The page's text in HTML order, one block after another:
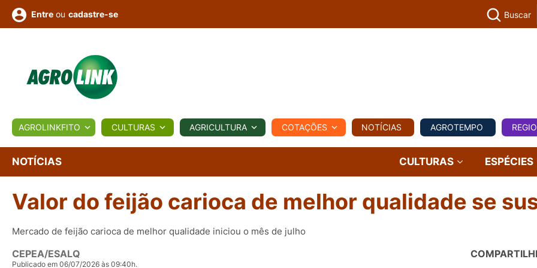
BIOLÓGICOS COTAÇÕES NOTÍCIAS AGROTEMPO REGIONAL COMERCIAL AGROVIAGENS
Conversor Colunistas Eventos
Fotos
e
Vídeos
Entre ou cadastre-se Buscar
AGROLINKFITO CULTURAS AGRICULTURA COTAÇÕES NOTÍCIAS AGROTEMPO
NOTÍCIAS CULTURAS ESPÉCIES
Valor do feijão carioca de melhor qualidade se
Mercado de feijão carioca de melhor qualidade iniciou o mês de julho
CEPEA/ESALQ
Publicado em 06/07/2026 às 09:40h.